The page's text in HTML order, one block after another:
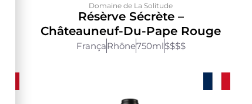
Domaine de La Solitude
Résèrve Sécrète –
Châteauneuf-Du-Pape Rouge
FrançaRhône750ml$$$$